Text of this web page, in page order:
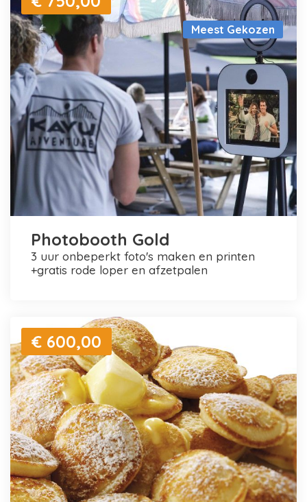
Meest Gekozen
Photobooth Gold
3 uur onbeperkt foto's maken en printen
+gratis rode loper en afzetpalen
€ 600,00